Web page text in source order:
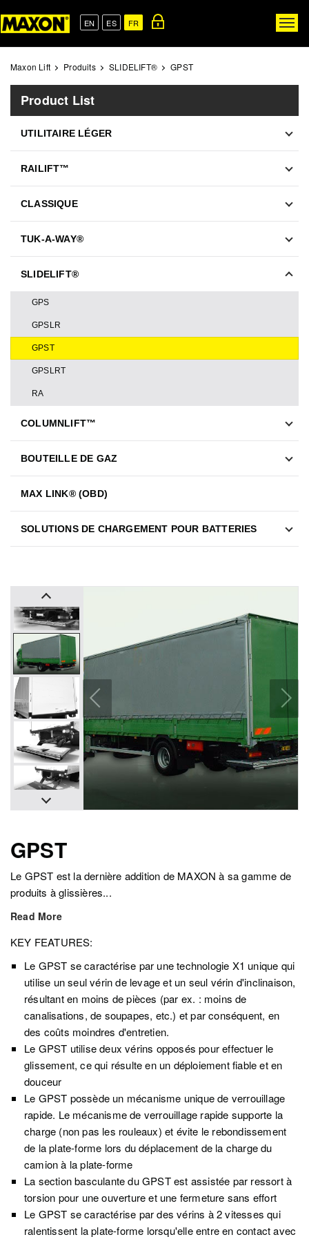
to
EN ES FR
Maxon Lift Produits SLIDELIFT® GPST
Product List
UTILITAIRE LÉGER
RAILIFT™
CLASSIQUE
TUK-A-WAY®
SLIDELIFT®
GPS
GPSLR
GPST
GPSLRT
RA
COLUMNLIFT™
BOUTEILLE DE GAZ
MAX LINK® (OBD)
SOLUTIONS DE CHARGEMENT POUR BATTERIES
GPST
Le GPST est la dernière addition de MAXON à sa gamme de
produits à glissières...
Read More
KEY FEATURES:
Le GPST se caractérise par une technologie X1 unique qui
utilise un seul vérin de levage et un seul vérin d'inclinaison,
résultant en moins de pièces (par ex. : moins de
canalisations, de soupapes, etc.) et par conséquent, en
des coûts moindres d'entretien.
Le GPST utilise deux vérins opposés pour effectuer le
glissement, ce qui résulte en un déploiement fiable et en
douceur
Le GPST possède un mécanisme unique de verrouillage
rapide. Le mécanisme de verrouillage rapide supporte la
charge (non pas les rouleaux) et évite le rebondissement
de la plate-forme lors du déplacement de la charge du
camion à la plate-forme
La section basculante du GPST est assistée par ressort à
torsion pour une ouverture et une fermeture sans effort
Le GPST se caractérise par des vérins à 2 vitesses qui
ralentissent la plate-forme lorsqu'elle entre en contact avec